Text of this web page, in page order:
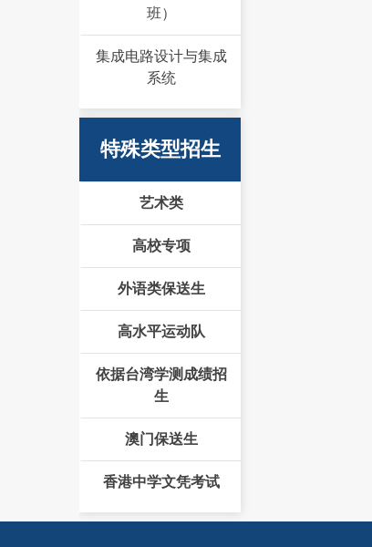
班）
集成电路设计与集成
系统
特殊类型招生
艺术类
高校专项
外语类保送生
高水平运动队
依据台湾学测成绩招
生
澳门保送生
香港中学文凭考试